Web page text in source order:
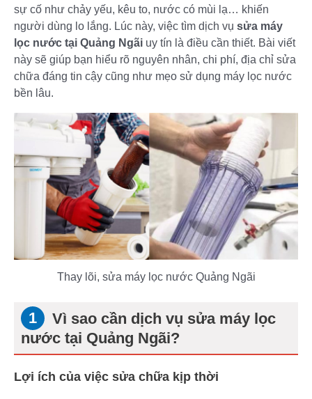
sự cố như chảy yếu, kêu to, nước có mùi lạ… khiến
người dùng lo lắng. Lúc này, việc tìm dịch vụ sửa máy
lọc nước tại Quảng Ngãi uy tín là điều cần thiết. Bài viết
này sẽ giúp bạn hiểu rõ nguyên nhân, chi phí, địa chỉ sửa
chữa đáng tin cậy cũng như mẹo sử dụng máy lọc nước
bền lâu.
Thay lõi, sửa máy lọc nước Quảng Ngãi
Vì sao cần dịch vụ sửa máy lọc
nước tại Quảng Ngãi?
Lợi ích của việc sửa chữa kịp thời